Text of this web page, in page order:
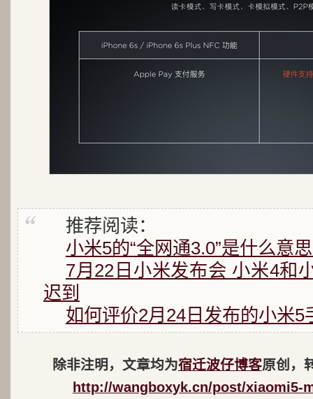
推荐阅读：
小米5的“全网通3.0”是什么意
7月22日小米发布会 小米4和
迟到
如何评价2月24日发布的小米5
除非注明，文章均为宿迁波仔博客原创，
http://wangboxyk.cn/post/xiaomi5-